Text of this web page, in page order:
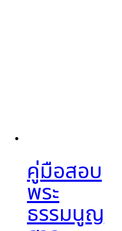
คู่มือสอบ
พระ
ธรรมนูญ